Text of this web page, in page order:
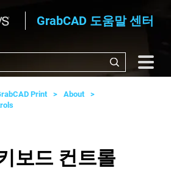
GrabCAD 도움말 센터
Print
About
보드 컨트롤